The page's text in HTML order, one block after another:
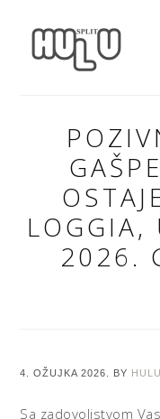
LOGGIA,
2026.
4. OŽUJKA 2026. BY HULU
Sa zadovoljstvom